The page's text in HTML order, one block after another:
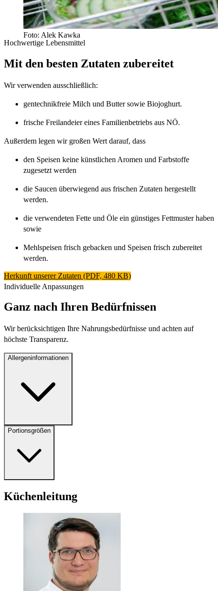
Foto: Alek Kawka
Hochwertige Lebensmittel
Mit den besten Zutaten zubereitet
Wir verwenden ausschließlich:
gentechnikfreie Milch und Butter sowie Biojoghurt.
frische Freilandeier eines Familienbetriebs aus NÖ.
Außerdem legen wir großen Wert darauf, dass
den Speisen keine künstlichen Aromen und Farbstoffe
zugesetzt werden
die Saucen überwiegend aus frischen Zutaten hergestellt
werden.
die verwendeten Fette und Öle ein günstiges Fettmuster haben
sowie
Mehlspeisen frisch gebacken und Speisen frisch zubereitet
werden.
Herkunft unserer Zutaten (PDF, 480 KB)
Individuelle Anpassungen
Ganz nach Ihren Bedürfnissen
Wir berücksichtigen Ihre Nahrungsbedürfnisse und achten auf
höchste Transparenz.
Allergeninformationen
Portionsgrößen
Küchenleitung